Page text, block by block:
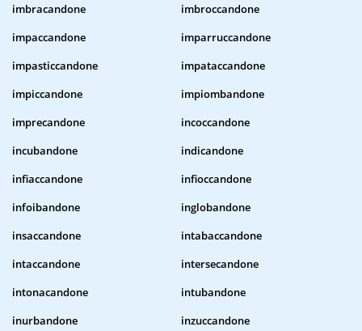
imbracandone
imbroccandone
impaccandone
imparruccandone
impasticcandone
impataccandone
impiccandone
impiombandone
imprecandone
incoccandone
incubandone
indicandone
infiaccandone
infioccandone
infoibandone
inglobandone
insaccandone
intabaccandone
intaccandone
intersecandone
intonacandone
intubandone
inurbandone
inzuccandone